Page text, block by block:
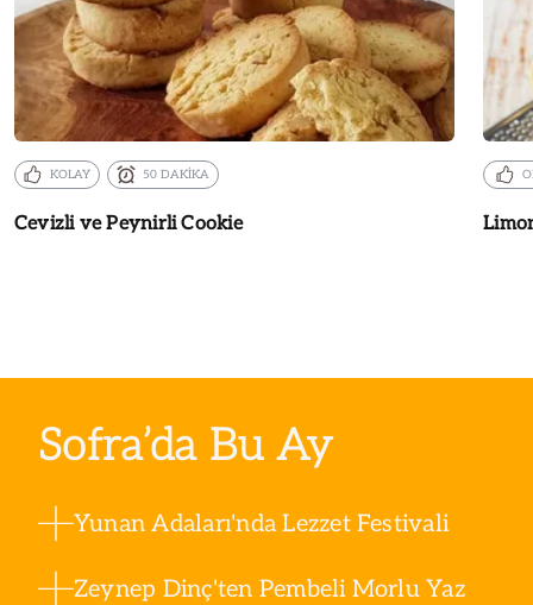
KOLAY 50 DAKİKA
Cevizli ve Peynirli Cookie
Sofra’da Bu Ay
Yunan Adaları'nda Lezzet Festivali
Zeynep Dinç'ten Pembeli Morlu Yaz